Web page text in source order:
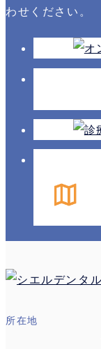
わせください。
所在地